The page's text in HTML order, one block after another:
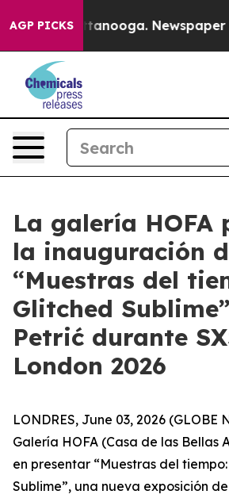
AGP PICKS
in Chattanooga. Newspaper
La galería HOFA
la inauguración
“Muestras del
Glitched
Petrić durante
London 2026
LONDRES, June 03, 2026 (GLOBE
Galería HOFA (Casa de las Bellas
en presentar “Muestras del
Sublime”, una nueva exposición